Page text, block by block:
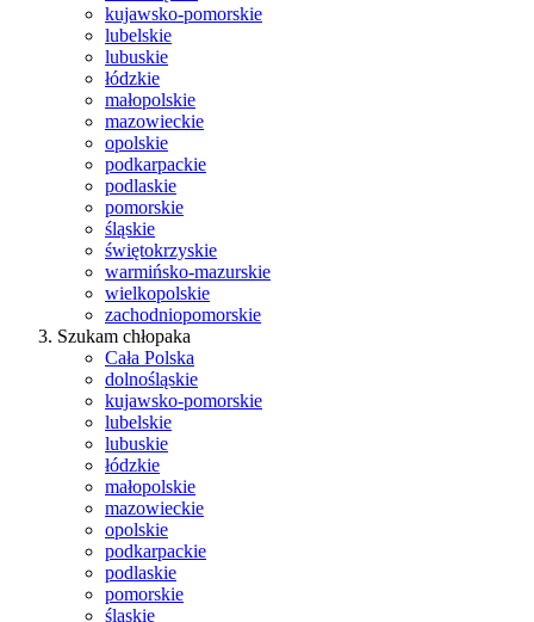
kujawsko-pomorskie
lubelskie
lubuskie
łódzkie
małopolskie
mazowieckie
opolskie
podkarpackie
podlaskie
pomorskie
śląskie
świętokrzyskie
warmińsko-mazurskie
wielkopolskie
zachodniopomorskie
Szukam chłopaka
Cała Polska
dolnośląskie
kujawsko-pomorskie
lubelskie
lubuskie
łódzkie
małopolskie
mazowieckie
opolskie
podkarpackie
podlaskie
pomorskie
śląskie